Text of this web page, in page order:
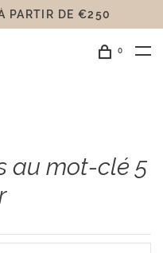
PARTIR DE €250
0
au mot-clé 5